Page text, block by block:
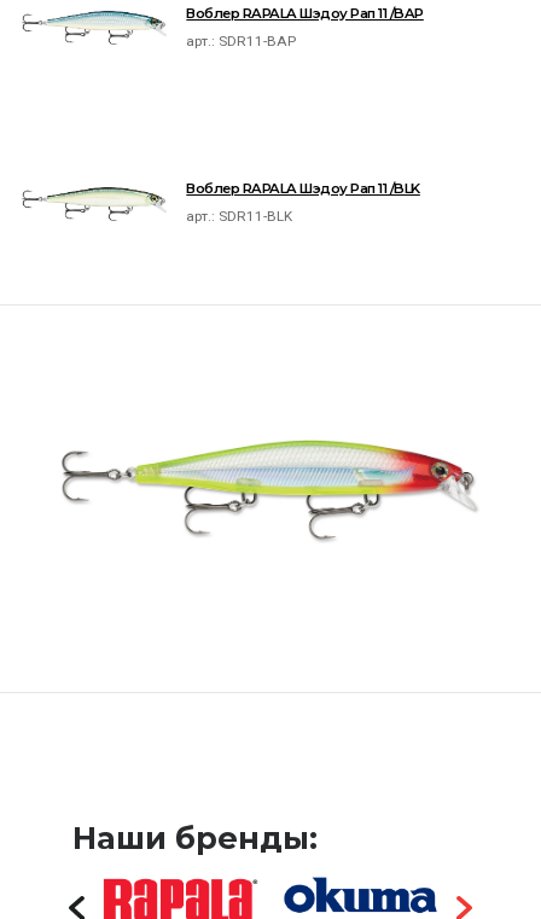
Воблер RAPALA Шэдоу Рап 11 /BAP
арт.: SDR11-BAP
Воблер RAPALA Шэдоу Рап 11 /BLK
арт.: SDR11-BLK
Наши бренды: